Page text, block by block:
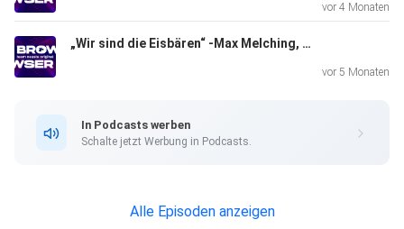
vor 4 Monaten
„Wir sind die Eisbären“ -Max Melching, CEO der Eisbären Bremerhaven zu Gast bei BROWSER LIVE
vor 5 Monaten
In Podcasts werben
Schalte jetzt Werbung in Podcasts.
Alle Episoden anzeigen